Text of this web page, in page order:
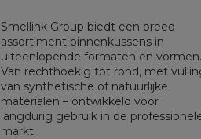
Smellink Group biedt een breed
assortiment binnenkussens in
uiteenlopende formaten en vormen.
Van rechthoekig tot rond, met
van synthetische of natuurlijke
materialen – ontwikkeld voor
langdurig gebruik in de
markt.